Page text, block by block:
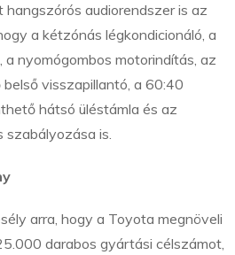
audiorendszer is az
a kétzónás légkondicionáló, a
a nyomógombos motorindítás, az
visszapillantó, a 60:40
hátsó üléstámla és az
szabályozása is.
arra, hogy a Toyota megnöveli
darabos gyártási célszámot,